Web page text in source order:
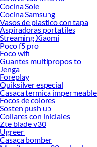
Cocina Sole
Cocina Samsung
Vasos de plastico con tapa
Aspiradoras portatiles
Streaming Xiaomi
Poco f5 pro
Foco wifi
Guantes multiproposito
Jenga
Foreplay
Quiksilver especial
Casaca termica impermeable
Focos de colores
Sosten push up
Collares con iniciales
Zte blade v30
Ugreen
Casaca bomber